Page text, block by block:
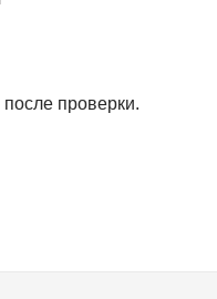
проверки.